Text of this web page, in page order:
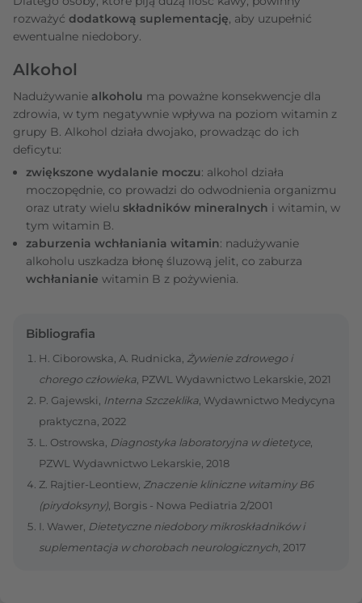
rozważyć dodatkową suplementację, aby uzupełnić
ewentualne niedobory.
Alkohol
Nadużywanie alkoholu ma poważne konsekwencje dla
zdrowia, w tym negatywnie wpływa na poziom witamin z
grupy B. Alkohol działa dwojako, prowadząc do ich
deficytu:
zwiększone wydalanie moczu: alkohol działa
moczopędnie, co prowadzi do odwodnienia organizmu
oraz utraty wielu składników mineralnych i witamin, w
tym witamin B.
zaburzenia wchłaniania witamin: nadużywanie
alkoholu uszkadza błonę śluzową jelit, co zaburza
wchłanianie witamin B z pożywienia.
Bibliografia
H. Ciborowska, A. Rudnicka, Żywienie zdrowego i
chorego człowieka , PZWL Wydawnictwo Lekarskie, 2021
P. Gajewski,
Interna Szczeklika , Wydawnictwo Medycyna
praktyczna, 2022
L. Ostrowska, Diagnostyka laboratoryjna w dietetyce
PZWL Wydawnictwo Lekarskie, 2018
Z. Rajtier-Leontiew, Znaczenie kliniczne witaminy B6
(pirydoksyny) , Borgis - Nowa Pediatria 2/2001
I. Wawer, Dietetyczne niedobory mikroskładników i
suplementacja w chorobach neurologicznych , 2017